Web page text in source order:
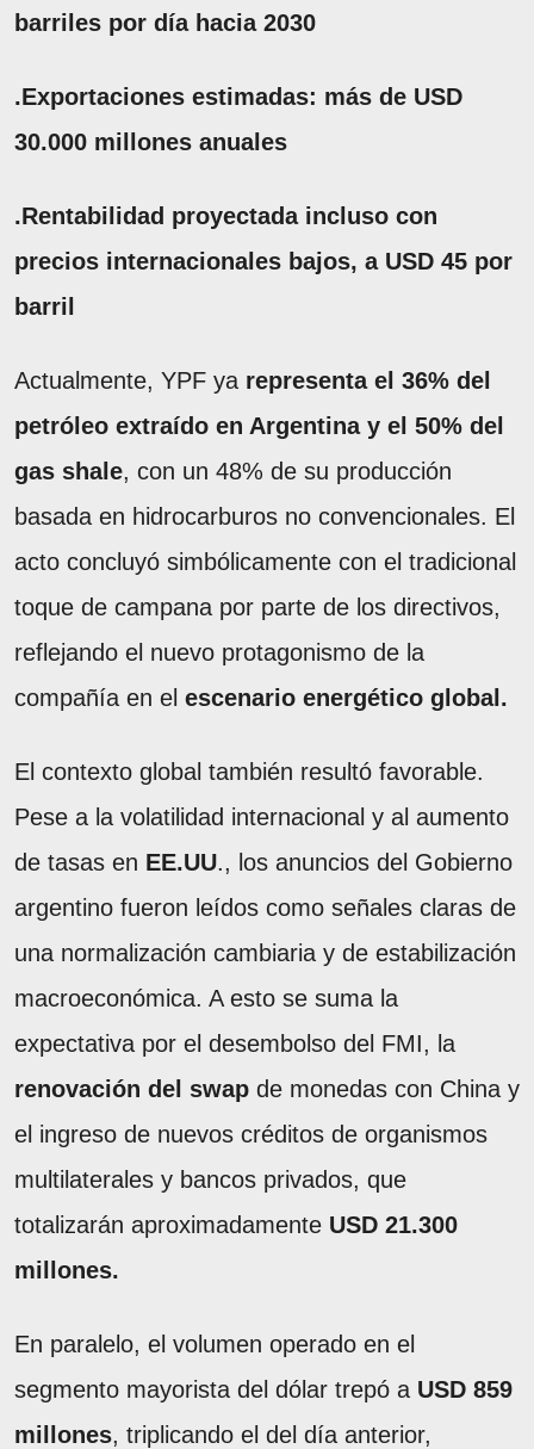
barriles por día hacia 2030
.Exportaciones estimadas: más de USD
30.000 millones anuales
.Rentabilidad proyectada incluso con
precios internacionales bajos, a USD 45 por
barril
Actualmente, YPF ya representa el 36% del
petróleo extraído en Argentina y el 50% del
gas shale, con un 48% de su producción
basada en hidrocarburos no convencionales. El
acto concluyó simbólicamente con el tradicional
toque de campana por parte de los directivos,
reflejando el nuevo protagonismo de la
compañía en el escenario energético global.
El contexto global también resultó favorable.
Pese a la volatilidad internacional y al aumento
de tasas en EE.UU., los anuncios del Gobierno
argentino fueron leídos como señales claras de
una normalización cambiaria y de estabilización
macroeconómica. A esto se suma la
expectativa por el desembolso del FMI, la
renovación del swap de monedas con China y
el ingreso de nuevos créditos de organismos
multilaterales y bancos privados, que
totalizarán aproximadamente USD 21.300
millones.
En paralelo, el volumen operado en el
segmento mayorista del dólar trepó a USD 859
millones, triplicando el del día anterior,